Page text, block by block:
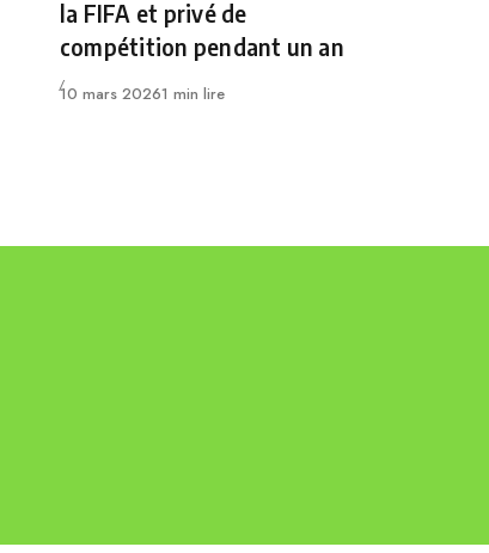
la FIFA et privé de
compétition pendant un an
Publié
10 mars 20261 min lire